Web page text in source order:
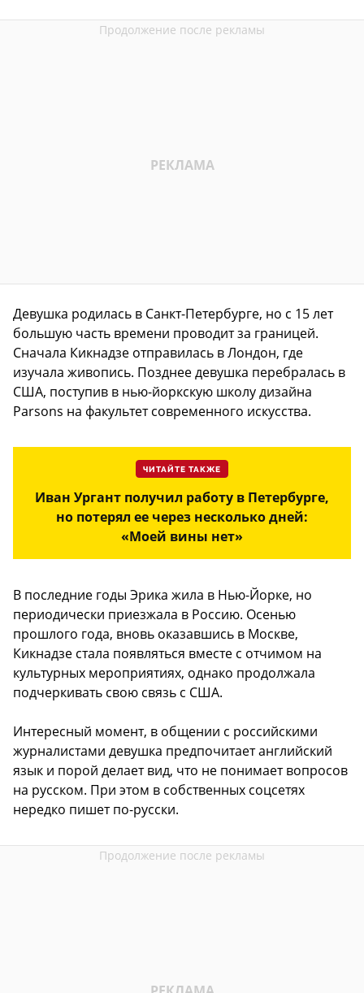
Девушка родилась в Санкт-Петербурге, но с 15 лет
большую часть времени проводит за границей.
Сначала Кикнадзе отправилась в Лондон, где
изучала живопись. Позднее девушка перебралась в
США, поступив в нью-йоркскую школу дизайна
Parsons на факультет современного искусства.
ЧИТАЙТЕ ТАКЖЕ
Иван Ургант получил работу в Петербурге,
но потерял ее через несколько дней:
«Моей вины нет»
В последние годы Эрика жила в Нью-Йорке, но
периодически приезжала в Россию. Осенью
прошлого года, вновь оказавшись в Москве,
Кикнадзе стала появляться вместе с отчимом на
культурных мероприятиях, однако продолжала
подчеркивать свою связь с США.
Интересный момент, в общении с российскими
журналистами девушка предпочитает английский
язык и порой делает вид, что не понимает вопросов
на русском. При этом в собственных соцсетях
нередко пишет по-русски.